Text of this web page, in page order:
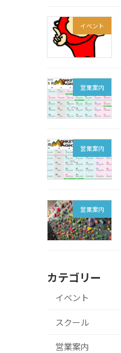
イベント
営業案内
営業案内
営業案内
カテゴリー
イベント
スクール
営業案内